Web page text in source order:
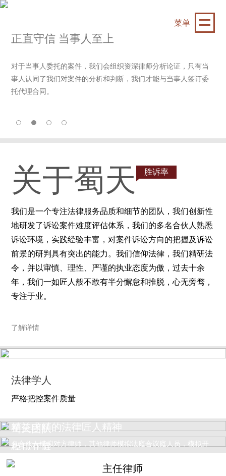
菜单
正直守信 当事人至上
对于当事人委托的案件，我们会组织资深律师分析论证，只有当
事人认同了我们对案件的分析和判断，我们才能与当事人签订委
托代理合同。
关于蜀天 胜诉率
我们是一个专注法律服务品质和细节的团队，我们创新性
地研发了诉讼案件难度评估体系，我们的多名合伙人熟悉
诉讼环境，实践经验丰富，对案件诉讼方向的把握及诉讼
前景的研判具有突出的能力。我们信仰法律，我们精研法
令，并以审慎、理性、严谨的执业态度为傲，过去十余
年，我们一如匠人般不敢有半分懈怠和推脱，心无旁骛，
专注于业。
了解详情
法律学人
严格把控案件质量
蜀天团队
精益求精的法律匠人精神
模拟开庭
案件开庭前五天，组织模拟开庭，我所主办律师为本方，指定一
名合伙人模拟对方律师，其他律师模拟法庭合议庭人员，模拟开
主任律师